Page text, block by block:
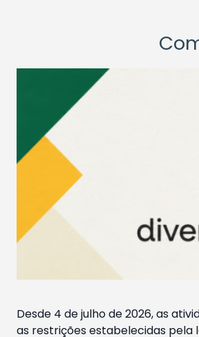
Desde 4 de julho de 2026, as
as restrições estabelecidas pela